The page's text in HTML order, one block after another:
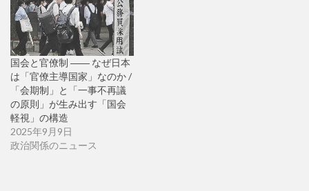
国会と官僚制 ―― なぜ日本
は「官僚主導国家」なのか /
「会期制」と「一事不再議
の原則」が生み出す「国会
軽視」の構造
2025年9月9日
政治関係のニュース